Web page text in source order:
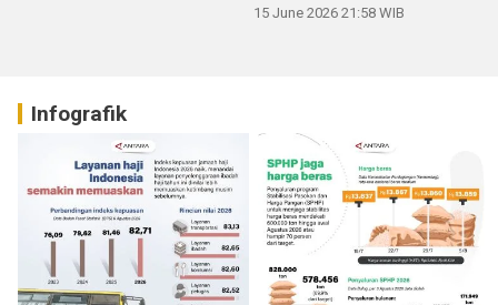
15 June 2026 21:58 WIB
Infografik